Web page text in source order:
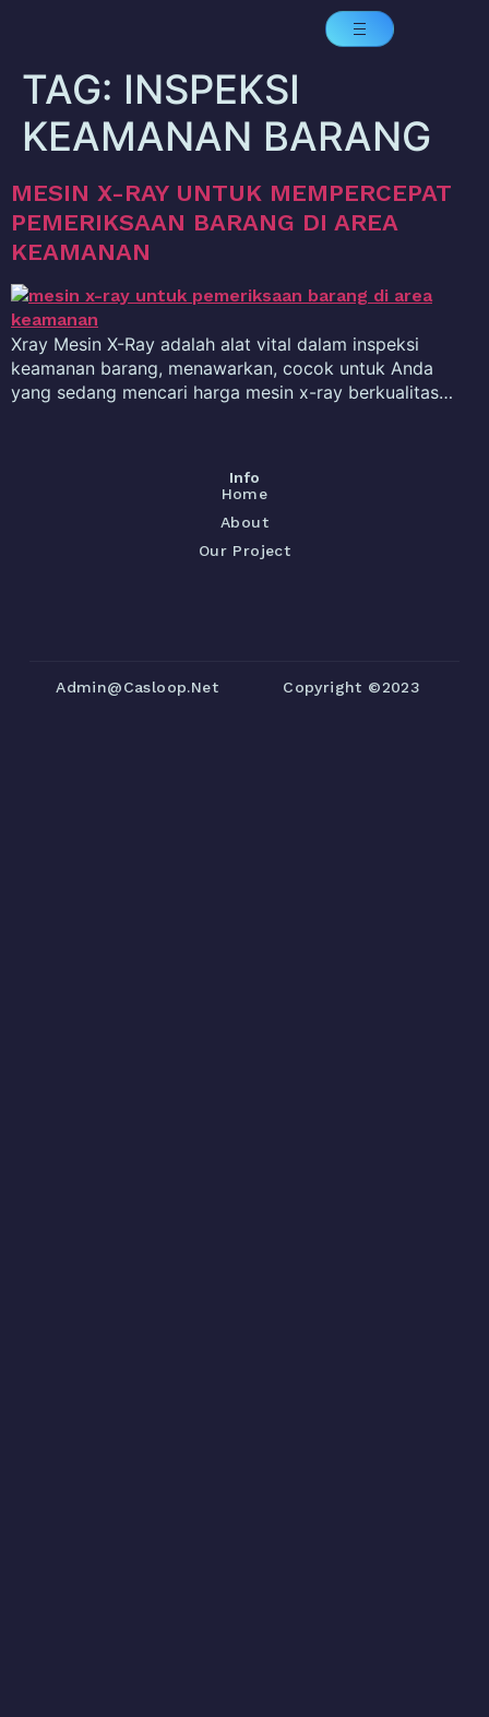
TAG: INSPEKSI
KEAMANAN BARANG
MESIN X-RAY UNTUK MEMPERCEPAT
PEMERIKSAAN BARANG DI AREA
KEAMANAN
Xray Mesin X-Ray adalah alat vital dalam inspeksi
keamanan barang, menawarkan, cocok untuk Anda
yang sedang mencari harga mesin x-ray berkualitas…
Info
Home
About
Our Project
Admin@casloop.net Copyright ©2023